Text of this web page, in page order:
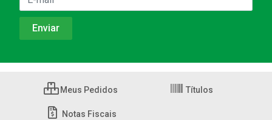
Meus Pedidos Títulos
Notas Fiscais